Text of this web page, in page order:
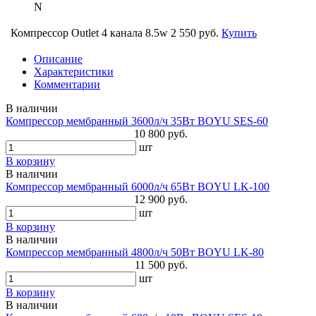
N
Компрессор Outlet 4 канала 8.5w 2 550 руб. Купить
Описание
Характеристики
Комментарии
В наличии
Компрессор мембранный 3600л/ч 35Вт BOYU SES-60
10 800 руб.
шт
В корзину
В наличии
Компрессор мембранный 6000л/ч 65Вт BOYU LK-100
12 900 руб.
шт
В корзину
В наличии
Компрессор мембранный 4800л/ч 50Вт BOYU LK-80
11 500 руб.
шт
В корзину
В наличии